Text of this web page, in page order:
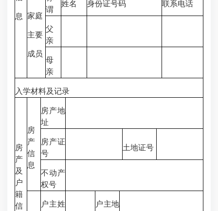
息 家庭
主要
成员
谓
姓名 身份证号码 联系电话
父
亲
母
亲
入学材料及记录
房
产
及
户
籍
信
房
产
信
息
房产地
址
房产证
号
土地证号
不动产
权号
户主姓
户主地